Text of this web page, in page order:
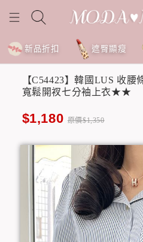
新品折扣 遮臀顯瘦
【C54423】韓國LUS 收
寬鬆開衩七分袖上衣★★
$1,180 原價$1,350